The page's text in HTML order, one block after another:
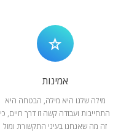
צור קשר
אמינות
מילה שלנו היא מילה, הבטחה היא
התחייבות ועבודה קשה זו דרך חיים, כי
זה מה שאנחנו בעיני התקשורת ומול